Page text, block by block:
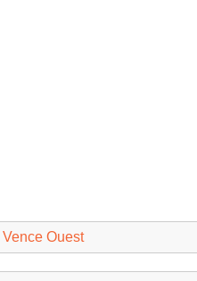
Vence Ouest